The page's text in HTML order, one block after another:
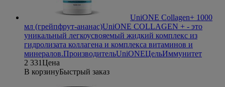
UniONE Collagen+ 1000
мл (грейпфрут-ананас)UniONE COLLAGEN + - это
уникальный легкоусвояемый жидкий комплекс из
гидролизата коллагена и комплекса витаминов и
минералов.ПроизводительUniONEЦельИммунитет
2 331Цена
В корзинуБыстрый заказ